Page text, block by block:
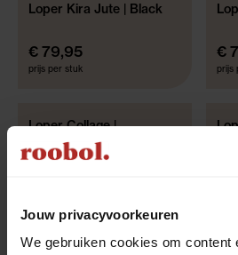
Jouw privacyvoorkeuren
We gebruiken cookies om content
NIEUWE COLLECTIE
Loper Kira Jute | Black
€ 79,95
prijs per stuk
€
prijs
NIEUWE COLLECTIE
WEB ONLY
Loper Collage |
Monochrome